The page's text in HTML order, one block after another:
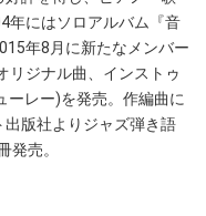
年にはソロアルバム『音
年8月に新たなメンバー
リジナル曲、インストゥ
ーレー)を発売。作編曲に
版社よりジャズ弾き語
発売。